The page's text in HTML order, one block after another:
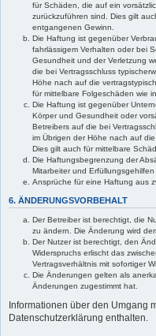
für Schäden, die auf ein
zurückzuführen sind. Dies gilt
entgangenen Gewinn.
Die Haftung ist gegenüber
fahrlässigem Verhalten oder bei
Gesundheit und der Verletzung
die bei Vertragsschluss
Höhe nach auf die
für mittelbare Folgeschäden wie
Die Haftung ist gegenüber
Körper und Gesundheit oder
Betreibers auf die bei
im Übrigen der Höhe nach auf
Dies gilt auch für mittelbare
Die Haftungsbegrenzung der
Mitarbeiter und
Ansprüche für eine Haftung aus
6. ÄNDERUNGSVORBEHALT
Der Betreiber ist berechtigt, die
zu ändern. Die Änderung wird
Der Nutzer ist berechtigt, den
Widerspruchs erlischt das
Vertragsverhältnis mit sofortiger
Die Änderungen gelten als
Änderungen zugestimmt hat.
Informationen über den Umgang
Datenschutzerklärung enthalten.